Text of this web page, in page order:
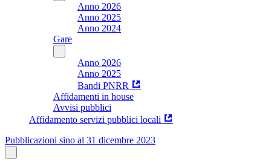
Anno 2026
Anno 2025
Anno 2024
Gare
Anno 2026
Anno 2025
Bandi PNRR
Affidamenti in house
Avvisi pubblici
Affidamento servizi pubblici locali
Pubblicazioni sino al 31 dicembre 2023